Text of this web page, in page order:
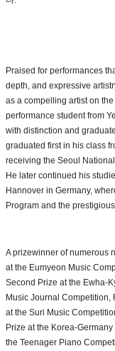
Praised for performances
depth, and expressive
as a compelling artist on
performance student from
with distinction and
graduated first in his class
receiving the Seoul
He later continued his
Hannover in Germany,
Program and the
A prizewinner of numerous
at the Eumyeon Music
Second Prize at the Ewha-
Music Journal Competition,
at the Suri Music
Prize at the Korea-
the Teenager Piano